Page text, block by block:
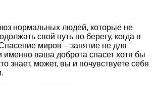
нормальных людей, которые не
свой путь по берегу, когда в
Спасение миров – занятие не для
ваша доброта спасет хотя бы
знает, может, вы и почувствуете себя